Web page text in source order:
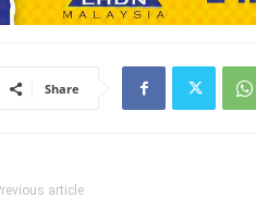
Share
article